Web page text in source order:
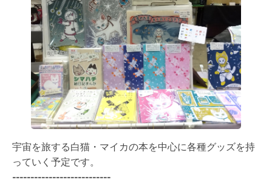
宇宙を旅する白猫・マイカの本を中心に各種グッズを持
っていく予定です。
---------------------------